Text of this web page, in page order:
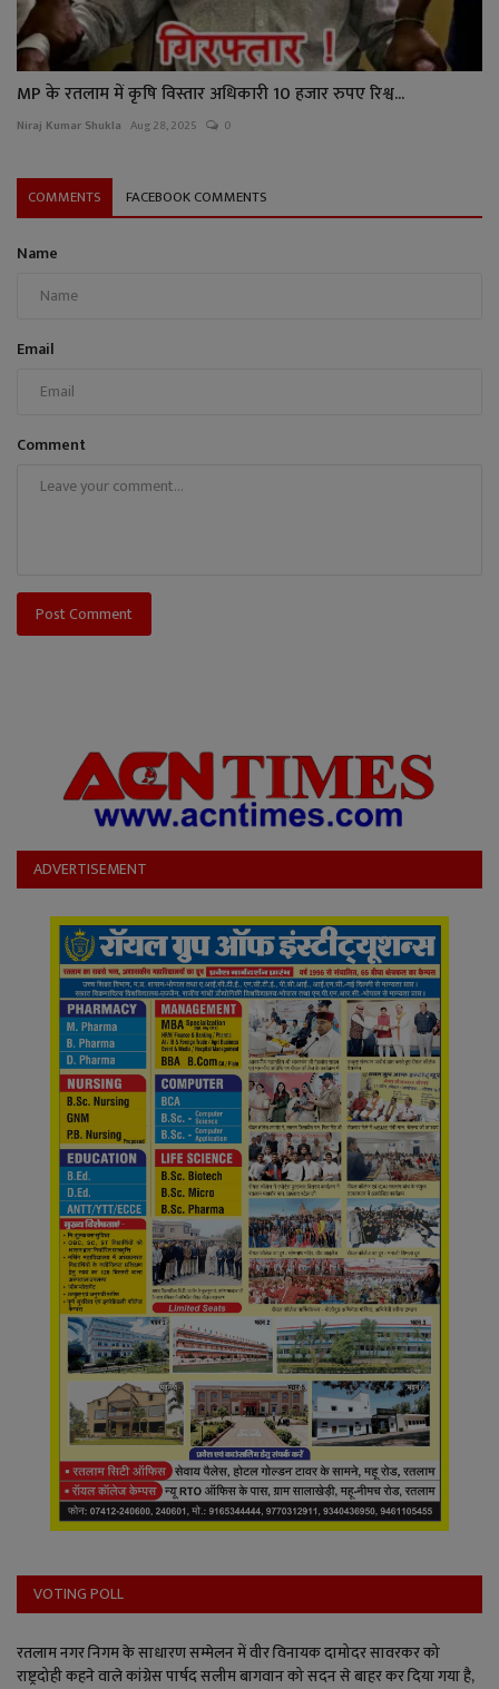
MP के रतलाम में कृषि विस्तार अधिकारी 10 हजार रुपए रिश्व...
Niraj Kumar Shukla Aug 28, 2025 0
COMMENTS FACEBOOK COMMENTS
Name
Email
Comment
Post Comment
ADVERTISEMENT
VOTING POLL
रतलाम नगर निगम के साधारण सम्मेलन में वीर विनायक दामोदर सावरकर को
राष्ट्रदोही कहने वाले कांग्रेस पार्षद सलीम बागवान को सदन से बाहर कर दिया गया है,